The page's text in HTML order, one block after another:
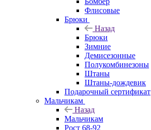
Флисовые
Брюки
Назад
Брюки
Зимние
Демисезонные
Полукомбинезоны
Штаны
Штаны-дождевик
Подарочный сертификат
Мальчикам
Назад
Мальчикам
Рост 68-92